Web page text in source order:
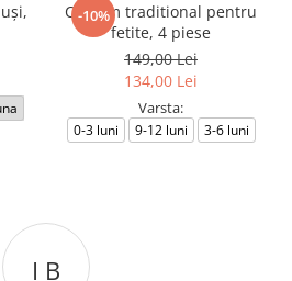
-10%
Costum traditional pentru
fetite, 4 piese
149,00 Lei
134,00 Lei
Varsta:
0-3 luni 9-12 luni 3-6 luni